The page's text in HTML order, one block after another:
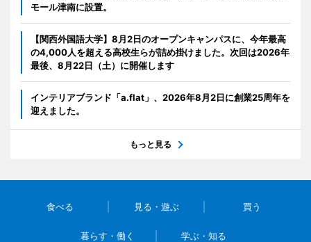
モール津南に設置。
【関西外国語大学】8月2日のオープンキャンパスに、今年最高
の4,000人を超える高校生らが詰め掛けました。次回は2026年
最後、8月22日（土）に開催します
インテリアブランド「a.flat」、2026年8月2日に創業25周年を
迎えました。
もっと見る
食べる 見る・遊ぶ 買う
暮らす・働く 学ぶ・知る